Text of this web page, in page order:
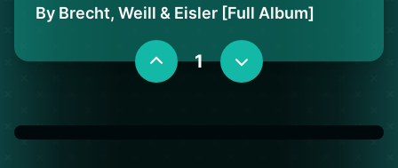
By Brecht, Weill & Eisler [Full Album]
1